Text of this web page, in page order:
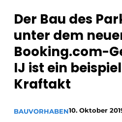
Startseite
Jahrbuch
Meist gelesen
Newsletter
Podcasts
Vertriebszentren
Fassaden, Dächer und
Glas
Modularer Aufbau
Der Bau des
unter dem
Booking.com-
IJ ist ein
Kraftakt
BAUVORHABEN10. Oktober